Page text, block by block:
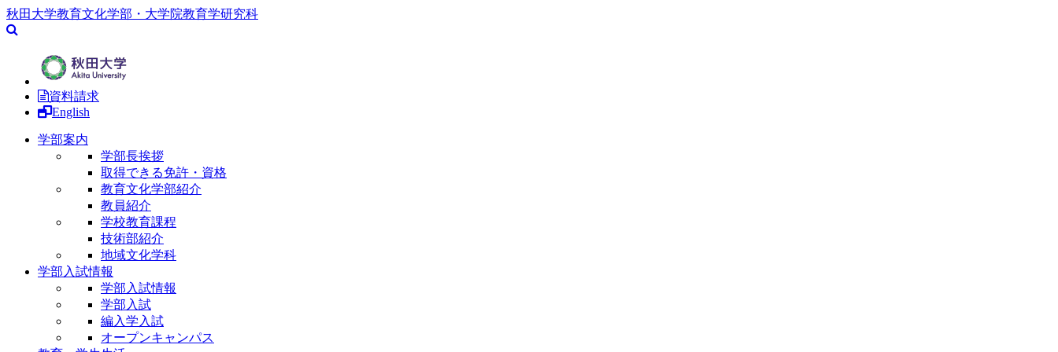
秋田大学教育文化学部・大学院教育学研究科
資料請求
English
学部案内
学部長挨拶
取得できる免許・資格
教育文化学部紹介
教員紹介
学校教育課程
技術部紹介
地域文化学科
学部入試情報
学部入試情報
学部入試
編入学入試
オープンキャンパス